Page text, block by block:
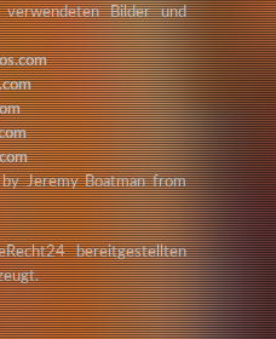
Bilder und
byJeremy Boatmanfrom
bereitgestellten